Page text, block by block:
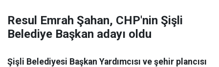
Resul Emrah Şahan, CHP'nin Şişli
Belediye Başkan adayı oldu
Şişli Belediyesi Başkan Yardımcısı ve şehir plancısı